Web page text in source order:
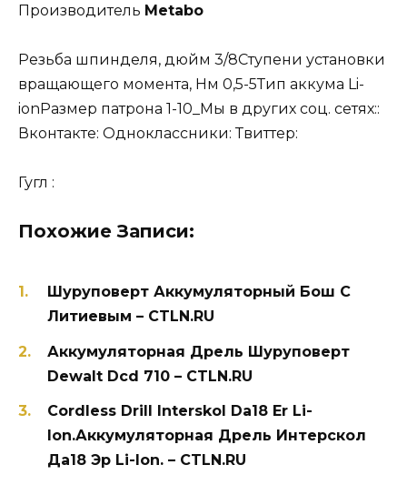
Производитель Metabo
Резьба шпинделя, дюйм 3/8Ступени установки
вращающего момента, Нм 0,5-5Тип аккума Li-
ionРазмер патрона 1-10_Мы в других соц. сетях::
Вконтакте: Одноклассники: Твиттер:
Гугл :
Похожие Записи:
Шуруповерт Аккумуляторный Бош С
Литиевым – CTLN.RU
Аккумуляторная Дрель Шуруповерт
Dewalt Dcd 710 – CTLN.RU
Cordless Drill Interskol Da18 Er Li-
Ion.Аккумуляторная Дрель Интерскол
Да18 Эр Li-Ion. – CTLN.RU